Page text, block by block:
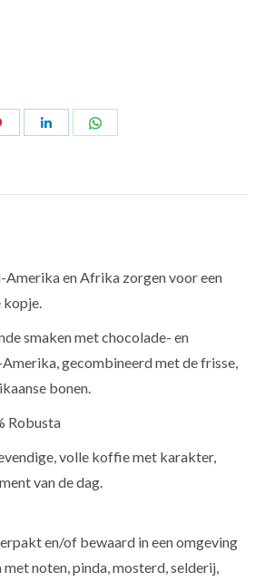
en Afrika zorgen voor een
smaken met chocolade- en
gecombineerd met de frisse,
bonen.
Robusta
volle koffie met karakter,
van de dag.
en/of bewaard in een omgeving
noten, pinda, mosterd, selderij,